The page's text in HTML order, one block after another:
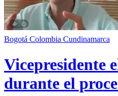
Bogotá Colombia Cundinamarca
Vicepresidente
durante el